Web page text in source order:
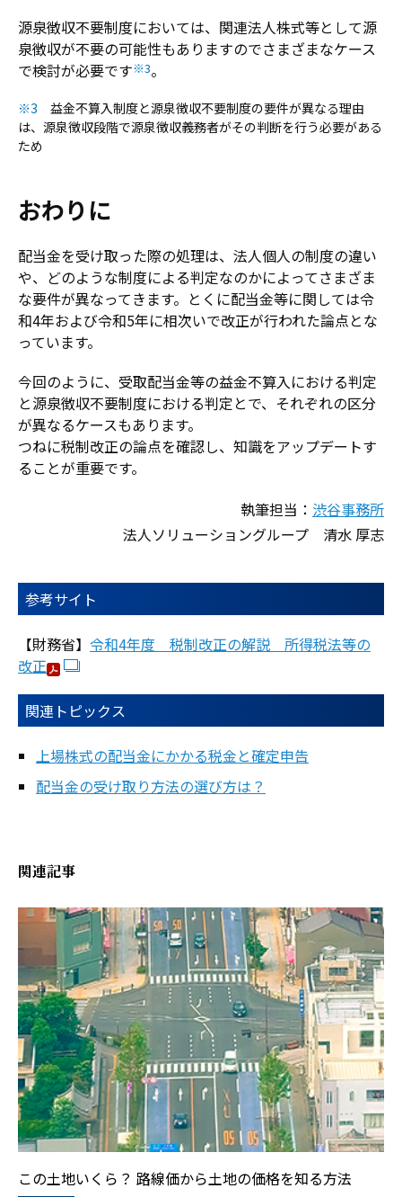
源泉徴収不要制度においては、関連法人株式等として源
泉徴収が不要の可能性もありますのでさまざまなケース
で検討が必要です※3。
※3 益金不算入制度と源泉徴収不要制度の要件が異なる理由
は、源泉徴収段階で源泉徴収義務者がその判断を行う必要がある
ため
おわりに
配当金を受け取った際の処理は、法人個人の制度の違い
や、どのような制度による判定なのかによってさまざま
な要件が異なってきます。とくに配当金等に関しては令
和4年および令和5年に相次いで改正が行われた論点とな
っています。
今回のように、受取配当金等の益金不算入における判定
と源泉徴収不要制度における判定とで、それぞれの区分
が異なるケースもあります。
つねに税制改正の論点を確認し、知識をアップデートす
ることが重要です。
執筆担当： 渋谷事務所
法人ソリューショングループ 清水 厚志
参考サイト
【財務省】 令和4年度 税制改正の解説 所得税法等の
改正
関連トピックス
上場株式の配当金にかかる税金と確定申告
配当金の受け取り方法の選び方は？
関連記事
この土地いくら？ 路線価から土地の価格を知る方法